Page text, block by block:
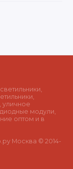
уличное
модули,
оптом и в
Москва © 2014-